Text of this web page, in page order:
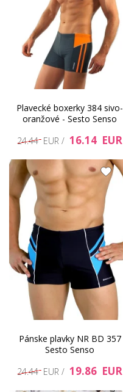
Plavecké boxerky 384 sivo-
oranžové - Sesto Senso
24.44 EUR / 16.14 EUR
Pánske plavky NR BD 357
Sesto Senso
24.44 EUR / 19.86 EUR